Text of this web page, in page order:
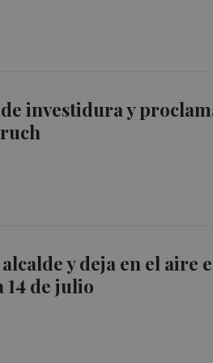
investidura y
y deja en el aire
de julio